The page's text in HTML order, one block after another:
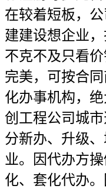
在较着短板，
建建设想企业，
不克不及只看
完美，可按合
化办事机构，
创工程公司城
分新办、升级
业。因代办方
化、套化代办